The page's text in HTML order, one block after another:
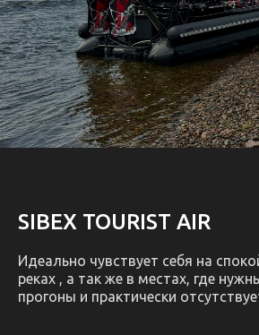
SIBEX TOURIST AIR
Идеально чувствует себя на
реках , а так же в местах, где
прогоны и практически